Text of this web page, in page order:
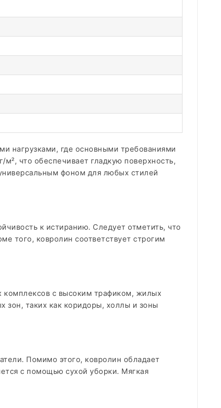
нагрузками, где основными требованиями
что обеспечивает гладкую поверхность,
фоном для любых стилей
к истиранию. Следует отметить, что
того, ковролин соответствует строгим
комплексов с высоким трафиком, жилых
зон, таких как коридоры, холлы и зоны
Помимо этого, ковролин обладает
с помощью сухой уборки. Мягкая